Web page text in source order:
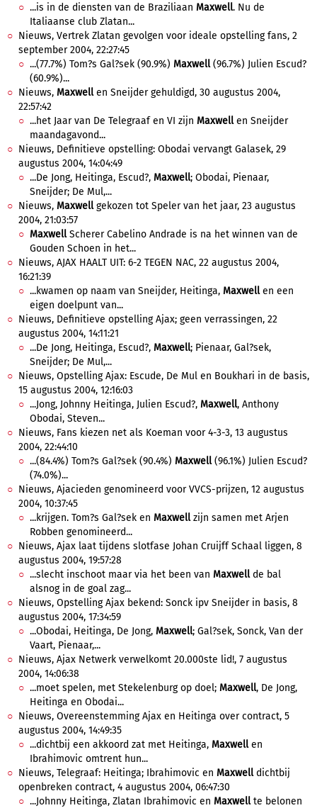
...is in de diensten van de Braziliaan Maxwell. Nu de
Italiaanse club Zlatan...
Nieuws, Vertrek Zlatan gevolgen voor ideale opstelling fans, 2
september 2004, 22:27:45
...(77.7%) Tom?s Gal?sek (90.9%) Maxwell(96.7%) Julien Escud?
(60.9%)...
Nieuws, Maxwellen Sneijder gehuldigd, 30 augustus 2004,
22:57:42
...het Jaar van De Telegraaf en VI zijn Maxwellen Sneijder
maandagavond...
Nieuws, Definitieve opstelling: Obodai vervangt Galasek, 29
augustus 2004, 14:04:49
...De Jong, Heitinga, Escud?, Maxwell; Obodai, Pienaar,
Sneijder; De Mul,...
Nieuws, Maxwellgekozen tot Speler van het jaar, 23 augustus
2004, 21:03:57
MaxwellScherer Cabelino Andrade is na het winnen van de
Gouden Schoen in het...
Nieuws, AJAX HAALT UIT: 6-2 TEGEN NAC, 22 augustus 2004,
16:21:39
...kwamen op naam van Sneijder, Heitinga, Maxwellen een
eigen doelpunt van...
Nieuws, Definitieve opstelling Ajax; geen verrassingen, 22
augustus 2004, 14:11:21
...De Jong, Heitinga, Escud?, Maxwell; Pienaar, Gal?sek,
Sneijder; De Mul,...
Nieuws, Opstelling Ajax: Escude, De Mul en Boukhari in de basis,
15 augustus 2004, 12:16:03
...Jong, Johnny Heitinga, Julien Escud?, Maxwell, Anthony
Obodai, Steven...
Nieuws, Fans kiezen net als Koeman voor 4-3-3, 13 augustus
2004, 22:44:10
...(84.4%) Tom?s Gal?sek (90.4%) Maxwell(96.1%) Julien Escud?
(74.0%)...
Nieuws, Ajacieden genomineerd voor VVCS-prijzen, 12 augustus
2004, 10:37:45
...krijgen. Tom?s Gal?sek en Maxwellzijn samen met Arjen
Robben genomineerd...
Nieuws, Ajax laat tijdens slotfase Johan Cruijff Schaal liggen, 8
augustus 2004, 19:57:28
...slecht inschoot maar via het been van Maxwellde bal
alsnog in de goal zag...
Nieuws, Opstelling Ajax bekend: Sonck ipv Sneijder in basis, 8
augustus 2004, 17:34:59
...Obodai, Heitinga, De Jong, Maxwell; Gal?sek, Sonck, Van der
Vaart, Pienaar,...
Nieuws, Ajax Netwerk verwelkomt 20.000ste lid!, 7 augustus
2004, 14:06:38
...moet spelen, met Stekelenburg op doel; Maxwell, De Jong,
Heitinga en Obodai...
Nieuws, Overeenstemming Ajax en Heitinga over contract, 5
augustus 2004, 14:49:35
...dichtbij een akkoord zat met Heitinga, Maxwellen
Ibrahimovic omtrent hun...
Nieuws, Telegraaf: Heitinga; Ibrahimovic en Maxwelldichtbij
openbreken contract, 4 augustus 2004, 06:47:30
...Johnny Heitinga, Zlatan Ibrahimovic en Maxwellte belonen